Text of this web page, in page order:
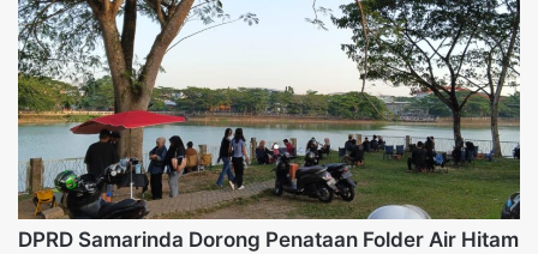
DPRD Samarinda Dorong Penataan Folder Air Hitam